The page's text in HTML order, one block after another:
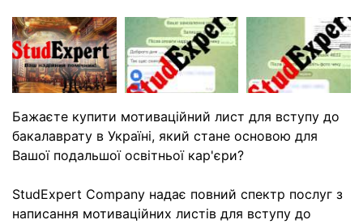
Бажаєте купити мотиваційний лист для вступу до
бакалаврату в Україні, який стане основою для
Вашої подальшої освітньої кар'єри?
StudExpert Company надає повний спектр послуг з
написання мотиваційних листів для вступу до